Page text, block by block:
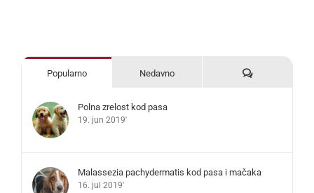
Popularno Nedavno Komentari
Polna zrelost kod pasa
19. jun 2019'
Malassezia pachydermatis kod pasa i mačaka
16. jul 2019'